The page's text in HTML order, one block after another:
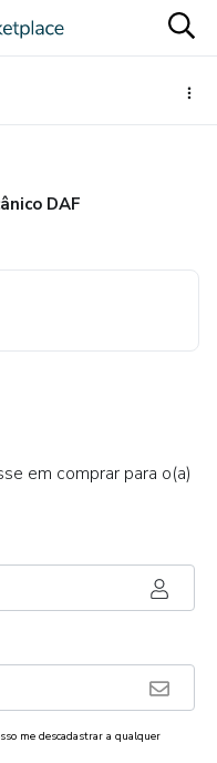
DAF
em comprar para o(a)
me descadastrar a qualquer